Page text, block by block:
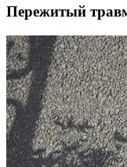
Пережитый